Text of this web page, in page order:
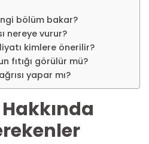
bölüm bakar?
nereye vurur?
kimlere önerilir?
fıtığı görülür mü?
yapar mı?
Hakkında